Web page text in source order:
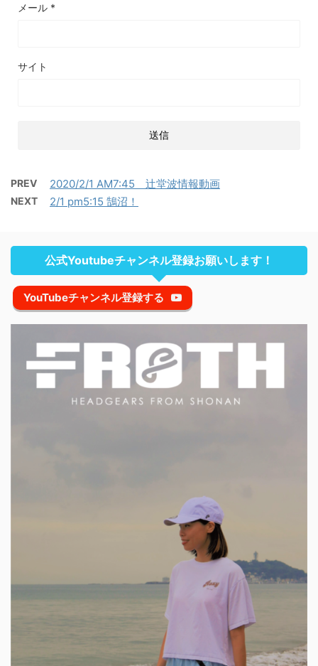
メール *
サイト
PREV 2020/2/1 AM7:45 辻堂波情報動画
NEXT 2/1 pm5:15 鵠沼！
公式Youtubeチャンネル登録お願いします！
YouTubeチャンネル登録する